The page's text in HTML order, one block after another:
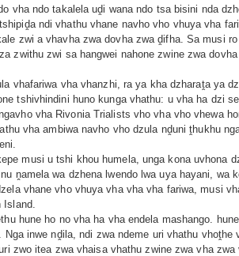
vha ndo takalela uḓi wana ndo tsa bisini nda
ndi vhathu vhane navho vho vhuya vha
zwi a vhavha zwa dovha zwa ḓifha. Sa musi
zwithu zwi sa hangwei nahone zwine zwa
vhafariwa vha vhanzhi, ra ya kha dzharaṱa ya
tshivhindini huno kunga vhathu: u vha ha dzi
vha Rivonia Trialists vho vha vho vhewa
vha ambiwa navho vho dzula nḓuni ṱhukhu
musi u tshi khou humela, unga kona uvhona
ṋamela wa dzhena lwendo lwa uya hayani, wa
vhane vho vhuya vha vha vha fariwa, musi
hune ho no vha ha vha endela mashango.
inwe nḓila, ndi zwa ndeme uri vhathu vhoṱhe
zwo itea zwa vhaisa vhathu zwine zwa vha zwa